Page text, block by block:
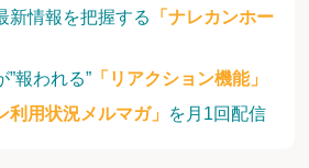
新情報を把握する
「ナレカンホー
”報われる” 「リアクション機能」
利用状況メルマガ」 を月1回配信